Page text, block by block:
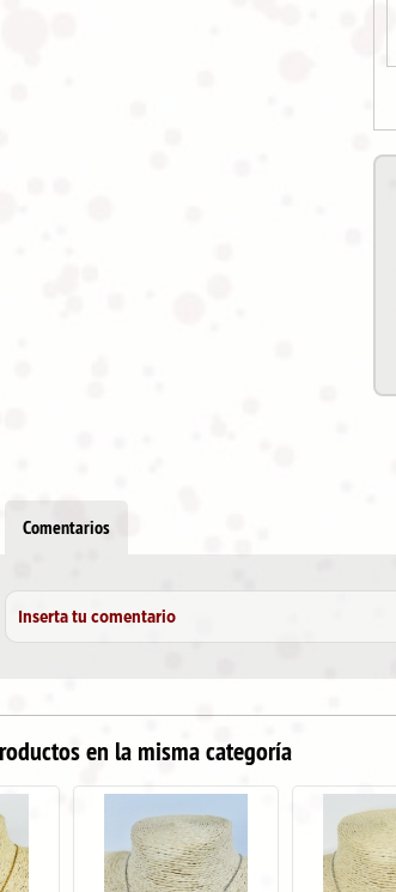
Comentarios
Inserta tu comentario
en la misma categoría